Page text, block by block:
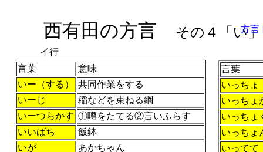
西有田の方言 その４「い」
言葉
意味
いー（する）
共同作業をする
いーじ
稲などを束ねる綱
いーつらかす ①噂をたてる②言いふらす
いいばち
飯鉢
いが
あかちゃん
イ行
言葉
いっちょ
いっちょ
いっちょ
いっちょ
いってて
方言